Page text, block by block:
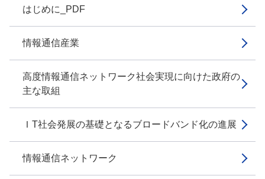
はじめに_PDF
情報通信産業
高度情報通信ネットワーク社会実現に向けた政府の
主な取組
ＩT社会発展の基礎となるブロードバンド化の進展
情報通信ネットワーク